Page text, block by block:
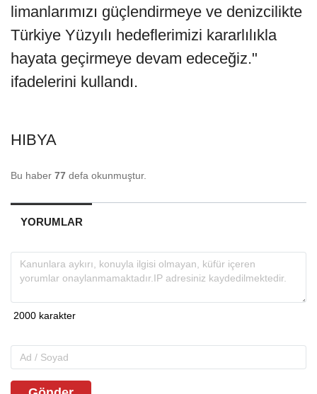
limanlarımızı güçlendirmeye ve denizcilikte
Türkiye Yüzyılı hedeflerimizi kararlılıkla
hayata geçirmeye devam edeceğiz."
ifadelerini kullandı.
HIBYA
Bu haber 77 defa okunmuştur.
YORUMLAR